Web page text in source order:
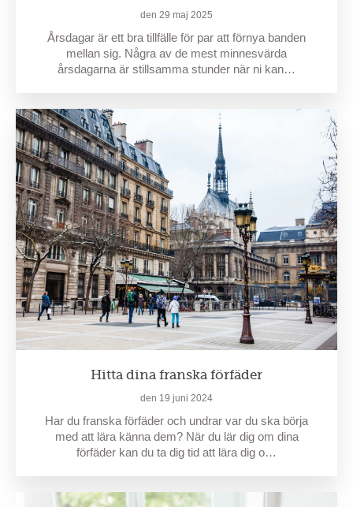
den 29 maj 2025
Årsdagar är ett bra tillfälle för par att förnya banden
mellan sig. Några av de mest minnesvärda
årsdagarna är stillsamma stunder när ni kan…
Hitta dina franska förfäder
den 19 juni 2024
Har du franska förfäder och undrar var du ska börja
med att lära känna dem? När du lär dig om dina
förfäder kan du ta dig tid att lära dig o…